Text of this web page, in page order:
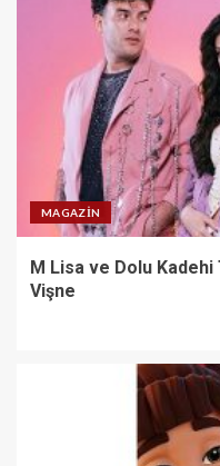
MAGAZIN
M Lisa ve Dolu Kadehi
Vişne